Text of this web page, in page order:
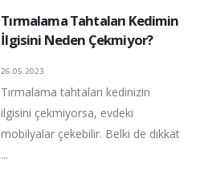
Tırmalama Tahtaları Kedimin
İlgisini Neden Çekmiyor?
26.05.2023
Tırmalama tahtaları kedinizin
ilgisini çekmiyorsa, evdeki
mobilyalar çekebilir. Belki de dikkat
...